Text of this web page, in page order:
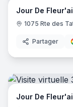
Jour De
1075 Rte des
Partager
Jour De